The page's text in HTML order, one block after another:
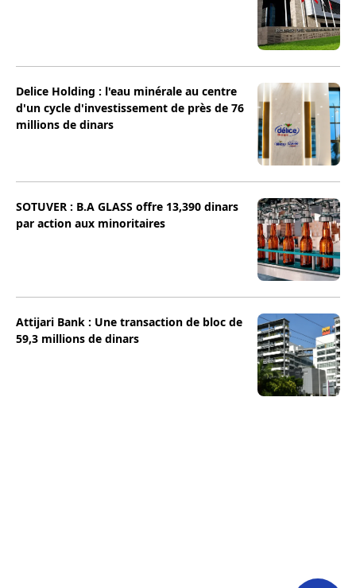
Delice Holding : l'eau minérale au centre
d'un cycle d'investissement de près de 76
millions de dinars
SOTUVER : B.A GLASS offre 13,390 dinars
par action aux minoritaires
Attijari Bank : Une transaction de bloc de
59,3 millions de dinars